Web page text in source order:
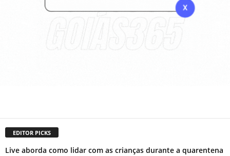
EDITOR PICKS
Live aborda como lidar com as crianças durante a quarentena